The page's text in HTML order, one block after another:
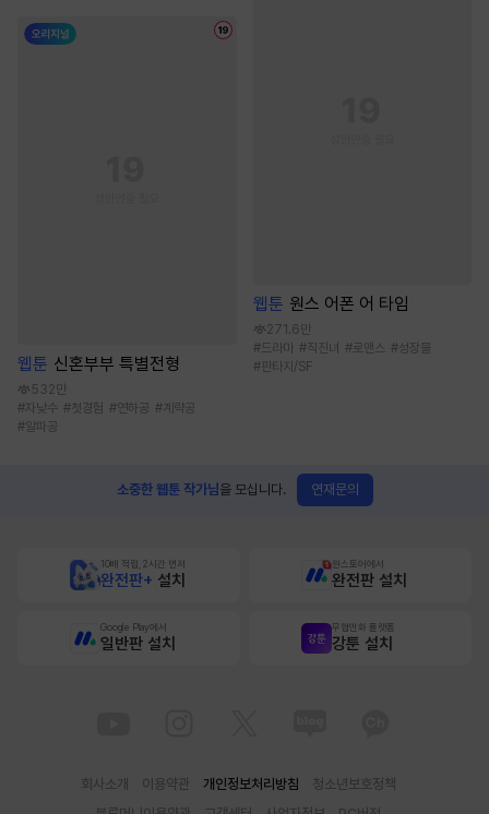
웹툰 신혼부부 특별전형
532만
#자낮수 #첫경험 #연하공 # 계략공
#알파공
웹툰 원스 어폰 어 타임
271.6만
#드라마 #직진녀 #로맨스 #성장물
#판타지/SF
소중한 웹툰 작가님을 모십니다. 연재문의
10배 적립, 2시간 먼저
완전판+ 설치
원스토어에서
완전판 설치
Google Play에서
일반판 설치
무협만화 플랫폼
강툰 설치
회사소개 이용약관 개인정보처리방침
청소년보호정책